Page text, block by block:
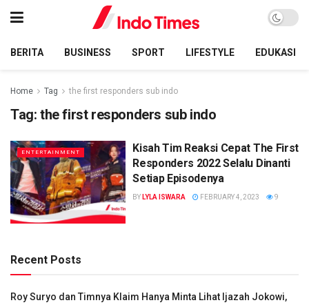
BERITA BUSINESS SPORT LIFESTYLE EDUKASI
Home Tag the first responders sub indo
Tag: the first responders sub indo
ENTERTAINMENT
Kisah Tim Reaksi Cepat The First
Responders 2022 Selalu Dinanti
Setiap Episodenya
BY LYLA ISWARA FEBRUARY 4, 2023 9
Recent Posts
Roy Suryo dan Timnya Klaim Hanya Minta Lihat Ijazah Jokowi,